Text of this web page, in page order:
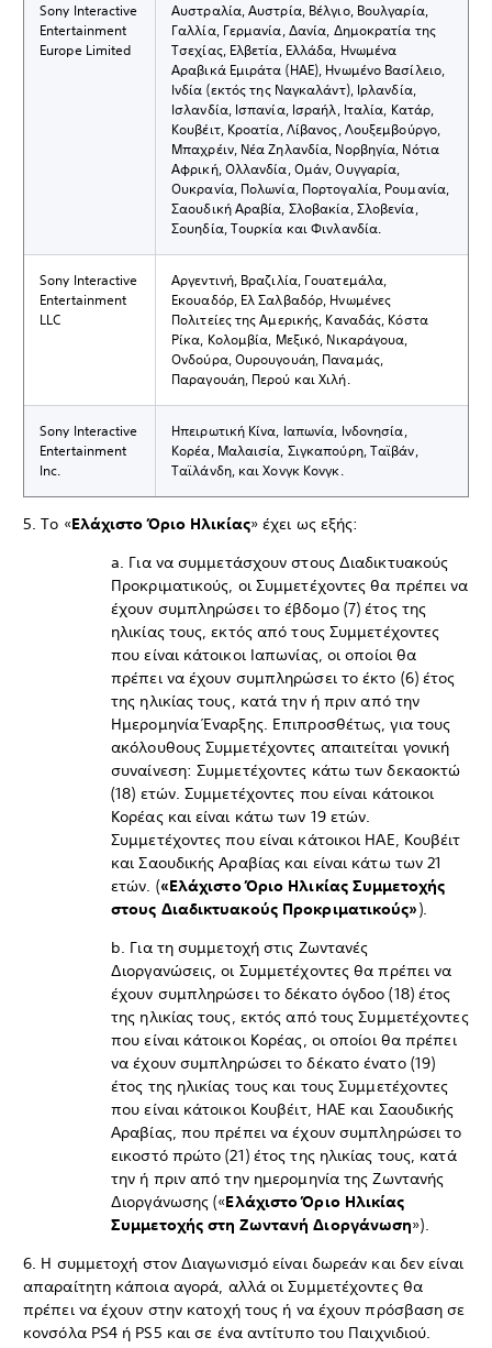
Sony Interactive
Entertainment
Europe Limited
Αυστραλία, Αυστρία, Βέλγιο, Βουλγαρία,
Γαλλία, Γερμανία, Δανία, Δημοκρατία της
Τσεχίας, Ελβετία, Ελλάδα, Ηνωμένα
Αραβικά Εμιράτα (ΗΑΕ), Ηνωμένο Βασίλειο,
Ινδία (εκτός της Ναγκαλάντ), Ιρλανδία,
Ισλανδία, Ισπανία, Ισραήλ, Ιταλία, Κατάρ,
Κουβέιτ, Κροατία, Λίβανος, Λουξεμβούργο,
Μπαχρέιν, Νέα Ζηλανδία, Νορβηγία, Νότια
Αφρική, Ολλανδία, Ομάν, Ουγγαρία,
Ουκρανία, Πολωνία, Πορτογαλία, Ρουμανία,
Σαουδική Αραβία, Σλοβακία, Σλοβενία,
Σουηδία, Τουρκία και Φινλανδία.
Sony Interactive
Entertainment
LLC
Αργεντινή, Βραζιλία, Γουατεμάλα,
Εκουαδόρ, Ελ Σαλβαδόρ, Ηνωμένες
Πολιτείες της Αμερικής, Καναδάς, Κόστα
Ρίκα, Κολομβία, Μεξικό, Νικαράγουα,
Ονδούρα, Ουρουγουάη, Παναμάς,
Παραγουάη, Περού και Χιλή.
Sony Interactive
Entertainment
Inc.
Ηπειρωτική Κίνα, Ιαπωνία, Ινδονησία,
Κορέα, Μαλαισία, Σιγκαπούρη, Ταϊβάν,
Ταϊλάνδη, και Χονγκ Κονγκ.
5. Το «Ελάχιστο Όριο Ηλικίας» έχει ως εξής:
a. Για να συμμετάσχουν στους Διαδικτυακούς
Προκριματικούς, οι Συμμετέχοντες θα πρέπει να
έχουν συμπληρώσει το έβδομο (7) έτος της
ηλικίας τους, εκτός από τους Συμμετέχοντες
που είναι κάτοικοι Ιαπωνίας, οι οποίοι θα
πρέπει να έχουν συμπληρώσει το έκτο (6) έτος
της ηλικίας τους, κατά την ή πριν από την
Ημερομηνία Έναρξης. Επιπροσθέτως, για τους
ακόλουθους Συμμετέχοντες απαιτείται γονική
συναίνεση: Συμμετέχοντες κάτω των δεκαοκτώ
(18) ετών. Συμμετέχοντες που είναι κάτοικοι
Κορέας και είναι κάτω των 19 ετών.
Συμμετέχοντες που είναι κάτοικοι ΗΑΕ, Κουβέιτ
και Σαουδικής Αραβίας και είναι κάτω των 21
ετών. («Ελάχιστο Όριο Ηλικίας Συμμετοχής
στους Διαδικτυακούς Προκριματικούς»).
b. Για τη συμμετοχή στις Ζωντανές
Διοργανώσεις, οι Συμμετέχοντες θα πρέπει να
έχουν συμπληρώσει το δέκατο όγδοο (18) έτος
της ηλικίας τους, εκτός από τους Συμμετέχοντες
που είναι κάτοικοι Κορέας, οι οποίοι θα πρέπει
να έχουν συμπληρώσει το δέκατο ένατο (19)
έτος της ηλικίας τους και τους Συμμετέχοντες
που είναι κάτοικοι Κουβέιτ, ΗΑΕ και Σαουδικής
Αραβίας, που πρέπει να έχουν συμπληρώσει το
εικοστό πρώτο (21) έτος της ηλικίας τους, κατά
την ή πριν από την ημερομηνία της Ζωντανής
Διοργάνωσης («Ελάχιστο Όριο Ηλικίας
Συμμετοχής στη Ζωντανή Διοργάνωση»).
6. Η συμμετοχή στον Διαγωνισμό είναι δωρεάν και δεν είναι
απαραίτητη κάποια αγορά, αλλά οι Συμμετέχοντες θα
πρέπει να έχουν στην κατοχή τους ή να έχουν πρόσβαση σε
κονσόλα PS4 ή PS5 και σε ένα αντίτυπο του Παιχνιδιού.